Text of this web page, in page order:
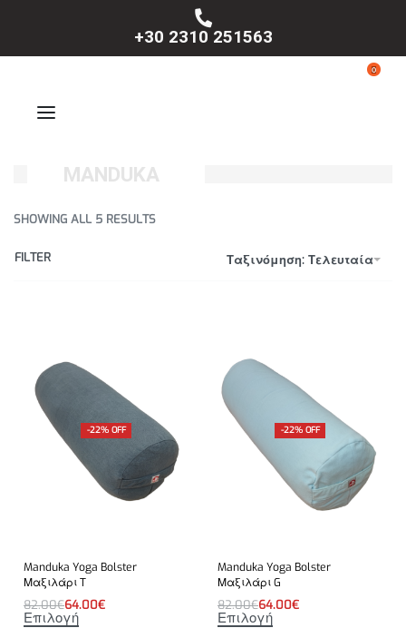
+30 2310 251563
0
MANDUKA
SHOWING ALL 5 RESULTS
Ταξινόμηση: Τελευταία
FILTER
-22% OFF
Manduka Yoga Bolster
Μαξιλάρι T
82.00€64.00€
Επιλογή
-22% OFF
Manduka Yoga Bolster
Μαξιλάρι G
82.00€64.00€
Επιλογή